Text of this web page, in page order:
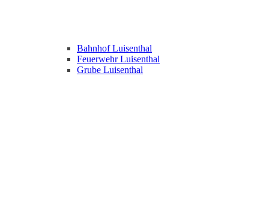
Bahnhof Luisenthal
Feuerwehr Luisenthal
Grube Luisenthal